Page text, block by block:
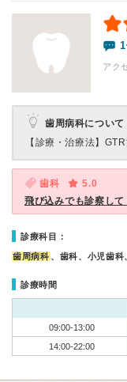
アク
歯周病科について
【診療・治療法】 GTR
歯科
5.0
飛び込みでも診察して
診療科目：
歯周病科 、歯科、小児歯
診療時間
09:00-13:00
14:00-22:00